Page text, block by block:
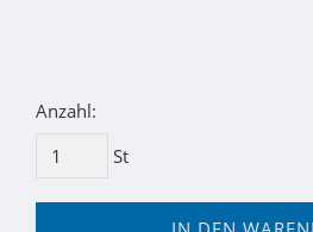
Anzahl:
St